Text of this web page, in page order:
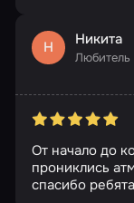
Н Никита
Любитель
От начало до
прониклись
спасибо